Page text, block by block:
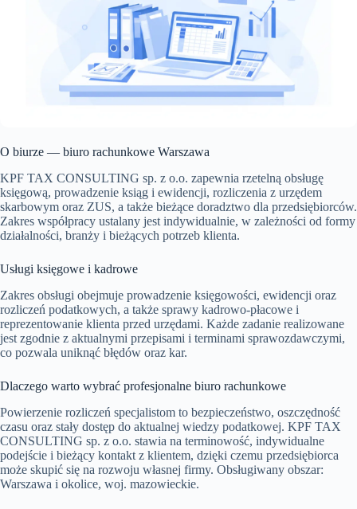
O biurze — biuro rachunkowe Warszawa
KPF TAX CONSULTING sp. z o.o. zapewnia rzetelną obsługę
księgową, prowadzenie ksiąg i ewidencji, rozliczenia z urzędem
skarbowym oraz ZUS, a także bieżące doradztwo dla przedsiębiorców.
Zakres współpracy ustalany jest indywidualnie, w zależności od formy
działalności, branży i bieżących potrzeb klienta.
Usługi księgowe i kadrowe
Zakres obsługi obejmuje prowadzenie księgowości, ewidencji oraz
rozliczeń podatkowych, a także sprawy kadrowo-płacowe i
reprezentowanie klienta przed urzędami. Każde zadanie realizowane
jest zgodnie z aktualnymi przepisami i terminami sprawozdawczymi,
co pozwala uniknąć błędów oraz kar.
Dlaczego warto wybrać profesjonalne biuro rachunkowe
Powierzenie rozliczeń specjalistom to bezpieczeństwo, oszczędność
czasu oraz stały dostęp do aktualnej wiedzy podatkowej. KPF TAX
CONSULTING sp. z o.o. stawia na terminowość, indywidualne
podejście i bieżący kontakt z klientem, dzięki czemu przedsiębiorca
może skupić się na rozwoju własnej firmy. Obsługiwany obszar:
Warszawa i okolice, woj. mazowieckie.